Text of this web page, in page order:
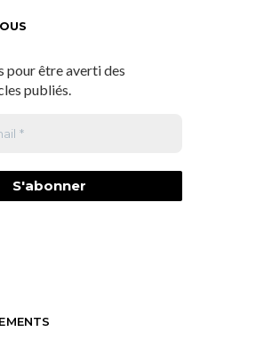
pour être averti des
publiés.